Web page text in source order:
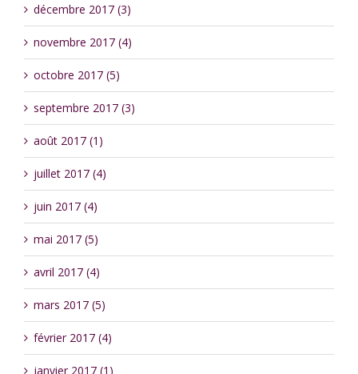
décembre 2017 (3)
novembre 2017 (4)
octobre 2017 (5)
septembre 2017 (3)
août 2017 (1)
juillet 2017 (4)
juin 2017 (4)
mai 2017 (5)
avril 2017 (4)
mars 2017 (5)
février 2017 (4)
janvier 2017 (1)